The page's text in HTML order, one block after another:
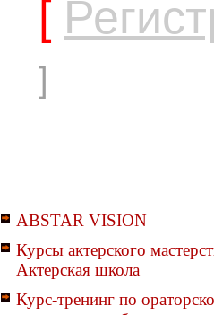
[
]
ABSTAR VISION
Курсы актерского
Актерская школа
Курс-тренинг по